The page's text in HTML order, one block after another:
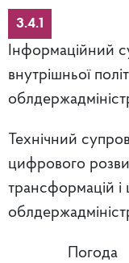
3.4.1
Інформаційний
внутрішньої
Технічний
цифрового
трансформацій і
Погода